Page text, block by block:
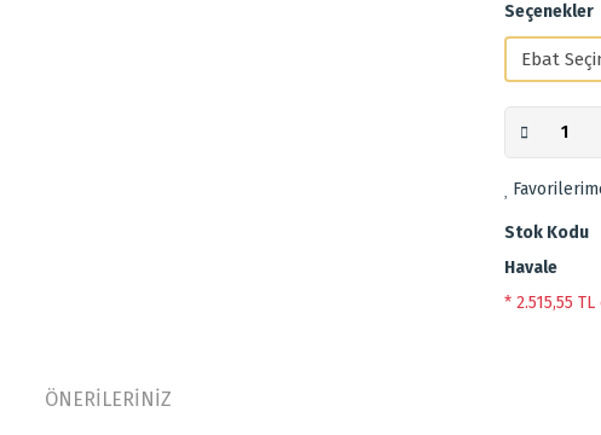
Seçenekler
Stok Kodu
Havale
* 2.515,55
ÖNERİLERİNİZ